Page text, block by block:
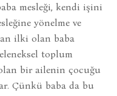
mesleği, kendi işini
yönelme ve
ilki olan baba
toplum
bir ailenin çocuğu
Çünkü baba da bu